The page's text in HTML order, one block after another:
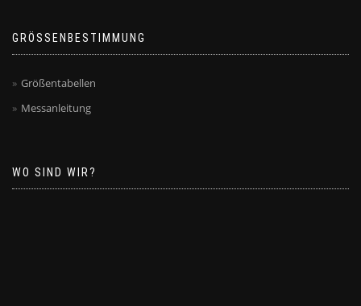
GRÖSSENBESTIMMUNG
Größentabellen
Messanleitung
WO SIND WIR?